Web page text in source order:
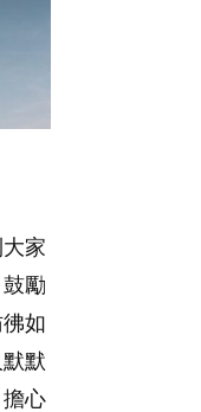
家
勵
如
默
心
結
卻
不
得
到
問
的
～...
人
混
，
與